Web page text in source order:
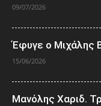
09/07/2026
Έφυγε ο Μιχάλης
15/06/2026
Μανόλης Χαριδ.